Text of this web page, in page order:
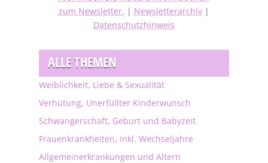
zum Newsletter. | Newsletterarchiv|
Datenschutzhinweis
ALLE THEMEN
Weiblichkeit, Liebe & Sexualität
Verhütung, Unerfüllter Kinderwunsch
Schwangerschaft, Geburt und Babyzeit
Frauenkrankheiten, inkl. Wechseljahre
Allgemeinerkrankungen und Altern